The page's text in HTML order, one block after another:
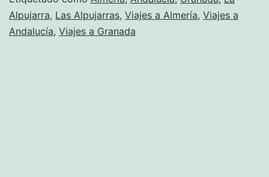
en
Granada
Alpujarra, Las Alpujarras, Viajes a Almería, Viajes a
Andalucía, Viajes a Granada